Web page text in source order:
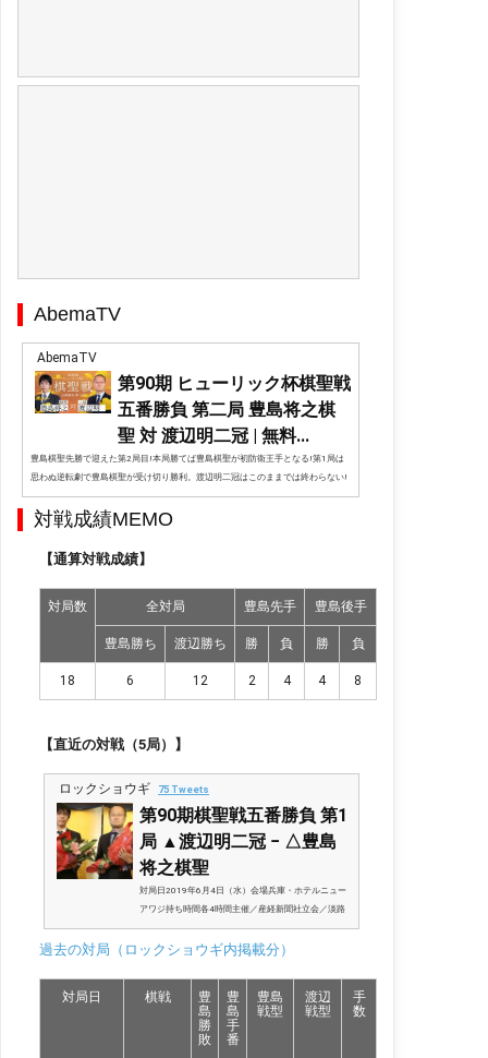
AbemaTV
AbemaTV
第90期 ヒューリック杯棋聖戦
五番勝負 第二局 豊島将之棋
聖 対 渡辺明二冠 | 無料...
豊島棋聖先勝で迎えた第2局目!本局勝てば豊島棋聖が初防衛王手となる!第1局は
思わぬ逆転劇で豊島棋聖が受け切り勝利。渡辺明二冠はこのままでは終わらない!
棋聖を獲得すると三冠となる渡辺明二冠の本局からの…
対戦成績MEMO
【通算対戦成績】
対局数 全対局 豊島先手 豊島後手
豊島勝ち 渡辺勝ち 勝 負 勝 負
18 6 12 2 4 4 8
【直近の対戦（5局）】
ロックショウギ 75 Tweets
第90期棋聖戦五番勝負 第1
局 ▲渡辺明二冠 − △豊島
将之棋聖
対局日2019年6月4日（水）会場兵庫・ホテルニュー
アワジ持ち時間各4時間主催／産経新聞社立会／淡路
仁茂九段、副立会／稲葉陽八段、記録係／桝田悠介三
段公式サイト連盟サイト／棋聖戦：日本将棋連盟中継
（PC）／2019年6月4日 五番勝負 第１局 豊島将之棋
聖 対 渡辺明二冠｜第９０期ヒューリック杯棋聖戦棋
譜再生スマホやタブレットでも棋譜再生が可能！★評
過去の対局（ロックショウギ内掲載分）
対局日 棋戦
豊
島
勝
敗
豊
島
手
番
豊島
戦型
渡辺
戦型
手
数